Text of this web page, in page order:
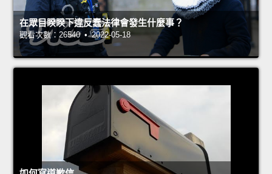
在眾目睽睽下違反蠢法律會發生什麼事？
觀看次數：26540 • 2022-05-18